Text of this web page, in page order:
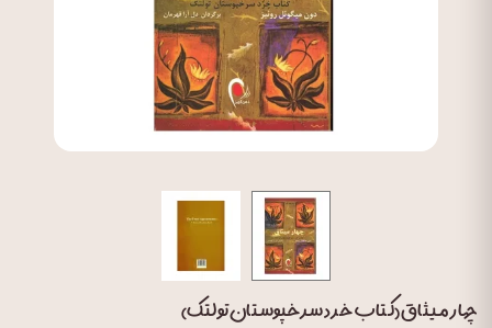
چهار میثاق (کتاب خرد سرخپوستان تولتک)